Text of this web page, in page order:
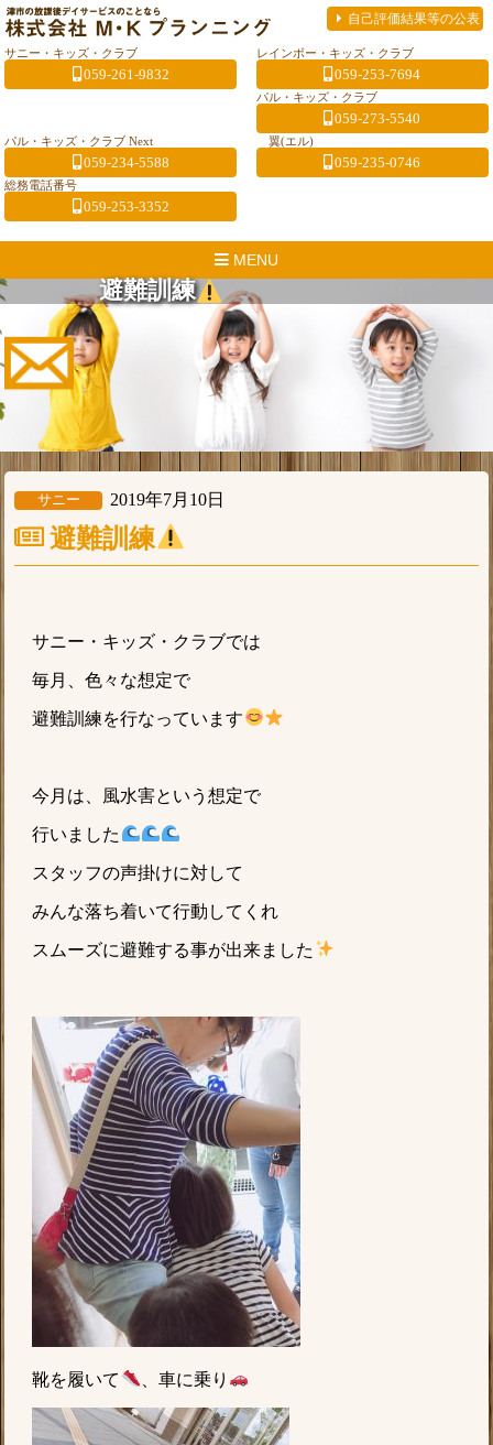
自己評価結果等の公表
サニー・キッズ・クラブ
059-261-9832
レインボー・キッズ・クラブ
059-253-7694
パル・キッズ・クラブ
059-273-5540
パル・キッズ・クラブ Next
059-234-5588
翼(エル)
059-235-0746
総務電話番号
059-253-3352
MENU
避難訓練
サニー 2019年7月10日
避難訓練
サニー・キッズ・クラブでは
毎月、色々な想定で
避難訓練を行なっています
今月は、風水害という想定で
行いました
スタッフの声掛けに対して
みんな落ち着いて行動してくれ
スムーズに避難する事が出来ました
靴を履いて 、車に乗り